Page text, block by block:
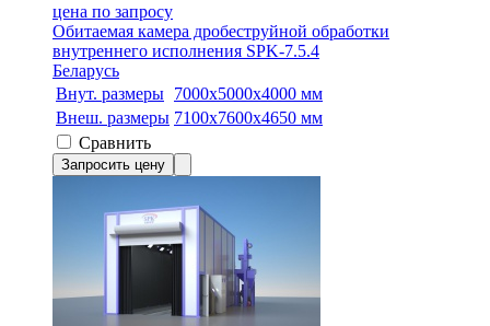
цена по запросу
Обитаемая камера дробеструйной обработки
внутреннего исполнения SPK-7.5.4
Беларусь
Внут. размеры 7000х5000х4000 мм
Внеш. размеры 7100х7600х4650 мм
Сравнить
Запросить цену